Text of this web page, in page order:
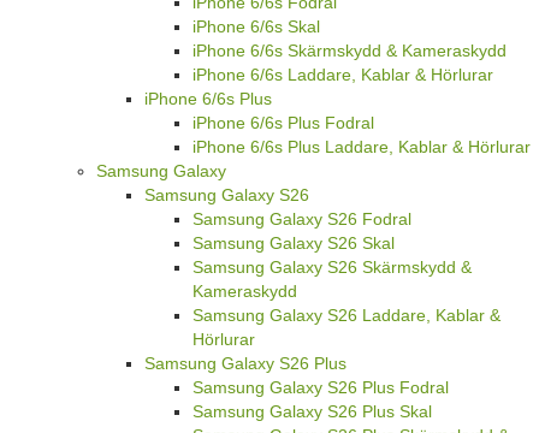
iPhone 7 Plus Fodral
iPhone 7 Plus Laddare, Kablar & Hörlurar
iPhone 6/6s
iPhone 6/6s Fodral
iPhone 6/6s Skal
iPhone 6/6s Skärmskydd & Kameraskydd
iPhone 6/6s Laddare, Kablar & Hörlurar
iPhone 6/6s Plus
iPhone 6/6s Plus Fodral
iPhone 6/6s Plus Laddare, Kablar & Hörlurar
Samsung Galaxy
Samsung Galaxy S26
Samsung Galaxy S26 Fodral
Samsung Galaxy S26 Skal
Samsung Galaxy S26 Skärmskydd &
Kameraskydd
Samsung Galaxy S26 Laddare, Kablar &
Hörlurar